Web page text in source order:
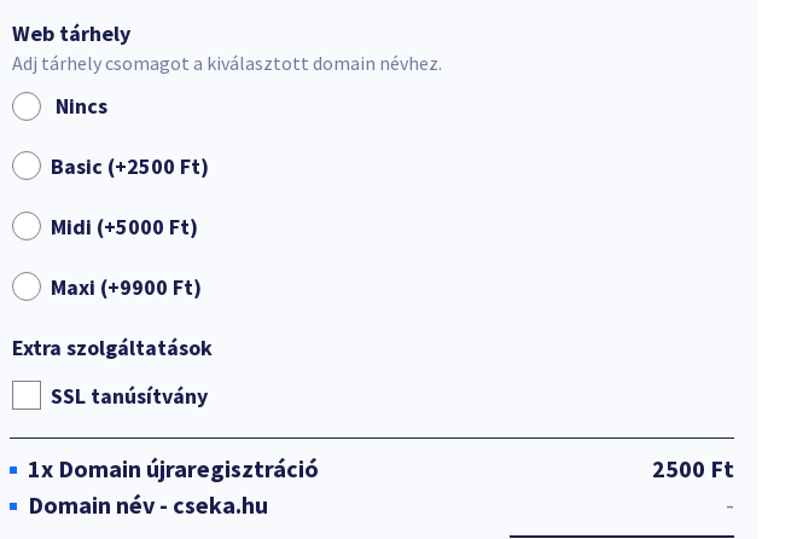
Web tárhely
Adj tárhely csomagot a kiválasztott domain névhez.
Nincs
Basic (+2500 Ft)
Midi (+5000 Ft)
Maxi (+9900 Ft)
Extra szolgáltatások
SSL tanúsítvány
1x Domain újraregisztráció
2500 Ft
Domain név - cseka.hu
-